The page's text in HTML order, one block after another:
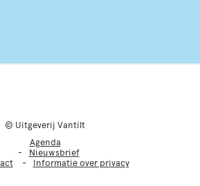
© Uitgeverij Vantilt
Agenda
Nieuwsbrief
Informatie over privacy